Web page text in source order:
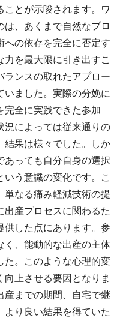
ことが示唆されます。ワ
、あくまで自然なプロ
への依存を完全に否定す
を最大限に引き出すこ
ランスの取れたアプロー
いました。実際の分娩に
完全に実践できた参加
況によっては従来通りの
結果は様々でした。しか
あっても自分自身の選択
う意識の変化です。こ
単なる痛み軽減技術の提
出産プロセスに関わるた
供した点にあります。参
く、能動的な出産の主体
た。このような心理的変
上させる要因となりま
産までの期間、自宅で継
より良い結果を得ていた